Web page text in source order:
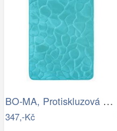
BO-MA, Protiskluzová koupelnová…
347,-Kč